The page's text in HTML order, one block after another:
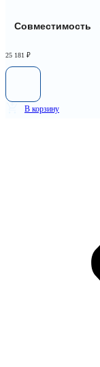
Совместимость
25 181 ₽
В корзину